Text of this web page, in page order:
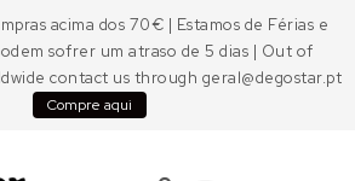
acima dos 70€ | Estamos de Férias e
sofrer um atraso de 5 dias | Out of
contact us through geral@degostar.pt
Compre aqui